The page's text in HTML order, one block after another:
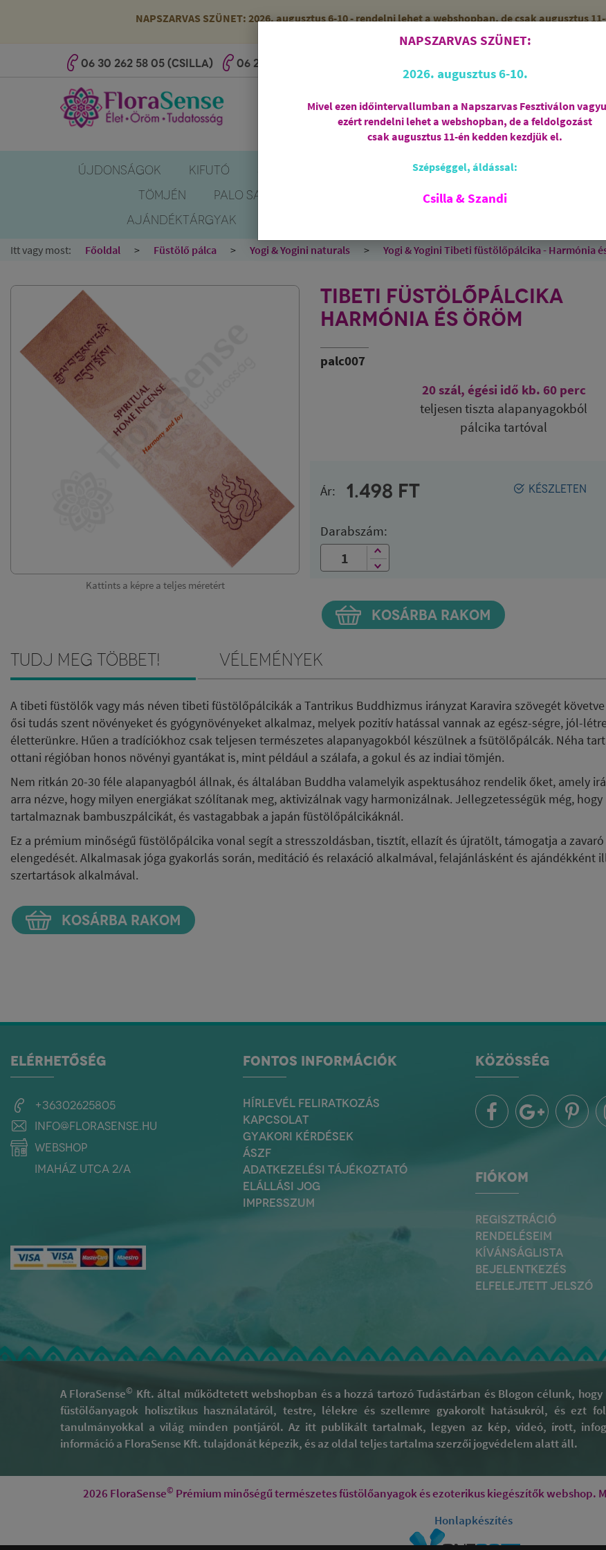
NAPSZARVAS SZÜNET: 2026. augusztus 6-10 - rendelni lehet a webshopban, de csak augusztus
06 30 262 58 05 (CSILLA) 06 20 527 25 56 (SZANDI)
Regisztráció
ÚJDONSÁGOK KIFUTÓ AJÁNDÉKCSOMAGOK
TÖMJÉN
PALO SANTO SPIRIT OF OM
AJÁNDÉKTÁRGYAK
Itt vagy most: Főoldal Füstölő pálca Yogi & Yogini naturals Yogi & Yogini Tibeti füstölőpálcika - Harmónia
Kattints a képre a teljes méretért
TIBETI FÜSTÖLŐPÁLCIKA
HARMÓNIA ÉS ÖRÖM
YOGI & YOGINI
palc007
20 szál, égési idő kb. 60 perc
teljesen tiszta alapanyagokból
pálcika tartóval
KÉSZLETEN
Ár: 1.498 FT
Darabszám:
KOSÁRBA RAKOM
Tudj meg többet! Vélemények
A tibeti füstölők vagy más néven tibeti füstölőpálcikák a Tantrikus Buddhizmus irányzat Karavira szövegét
ősi tudás szent növényeket és gyógynövényeket alkalmaz, melyek pozitív hatással vannak az egész-ségre, jól-
életterünkre. Hűen a tradíciókhoz csak teljesen természetes alapanyagokból készülnek a fsütölőpálcák. Néha
ottani régióban honos növényi gyantákat is, mint például a szálafa, a gokul és az indiai tömjén.
Nem ritkán 20-30 féle alapanyagból állnak, és általában Buddha valamelyik aspektusához rendelik őket, amely
arra nézve, hogy milyen energiákat szólítanak meg, aktivizálnak vagy harmonizálnak. Jellegzetességük még, hogy
tartalmaznak bambuszpálcikát, és vastagabbak a japán füstölőpálcikáknál.
Ez a prémium minőségű füstölőpálcika vonal segít a stresszoldásban, tisztít, ellazít és újratölt, támogatja a
elengedését. Alkalmasak jóga gyakorlás során, meditáció és relaxáció alkalmával, felajánlásként és ajándékként
szertartások alkalmával.
KOSÁRBA RAKOM
ELÉRHETŐSÉG
+36302625805
info@florasense.hu
webshop
Imaház utca 2/a
FONTOS INFORMÁCIÓK
HÍRLEVÉL FELIRATKOZÁS
KAPCSOLAT
GYAKORI KÉRDÉSEK
ÁSZF
ADATKEZELÉSI TÁJÉKOZTATÓ
ELÁLLÁSI JOG
IMPRESSZUM
KÖZÖSSÉG
FIÓKOM
REGISZTRÁCIÓ
RENDELÉSEIM
KÍVÁNSÁGLISTA
BEJELENTKEZÉS
ELFELEJTETT JELSZÓ
A FloraSense© Kft. által működtetett webshopban és a hozzá tartozó Tudástárban és Blogon célunk,
füstölőanyagok holisztikus használatáról, testre, lélekre és szellemre gyakorolt hatásukról, és ezt
tanulmányokkal a világ minden pontjáról. Az itt publikált tartalmak, legyen az kép, videó, írott,
információ a FloraSense Kft. tulajdonát képezik, és az oldal teljes tartalma szerzői jogvédelem alatt áll.
2026 FloraSense© Prémium minőségű természetes füstölőanyagok és ezoterikus kiegészítők webshop.
Honlapkészítés
NAPSZARVAS SZÜNET:
2026. augusztus 6-10.
Mivel ezen időintervallumban a Napszarvas Fesztiválon
ezért rendelni lehet a webshopban, de a feldolgozást
csak augusztus 11-én kedden kezdjük el.
Szépséggel, áldással:
Csilla & Szandi